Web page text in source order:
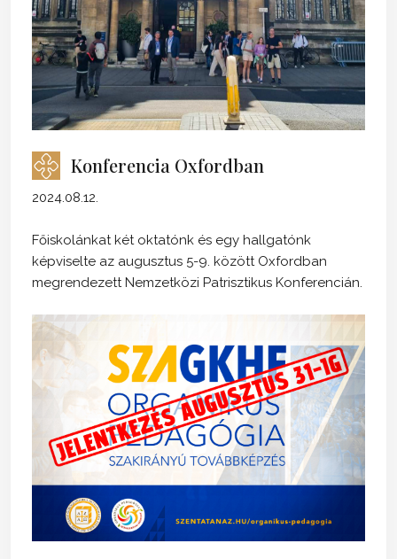
Konferencia Oxfordban
2024.08.12.
Főiskolánkat két oktatónk és egy hallgatónk
képviselte az augusztus 5-9. között Oxfordban
megrendezett Nemzetközi Patrisztikus Konferencián.